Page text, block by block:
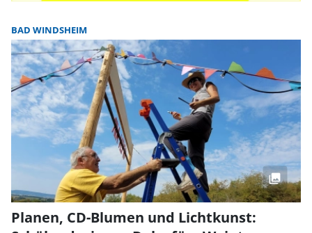
BAD WINDSHEIM
Planen, CD-Blumen und Lichtkunst: